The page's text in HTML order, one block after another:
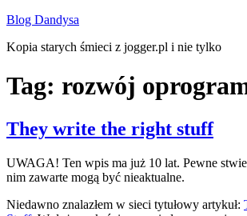
Przejdź
treści
Blog Dandysa
Kopia starych śmieci z jogger.pl i nie tylko
Tag: rozwój
They write the right stuff
UWAGA! Ten wpis ma już 10 lat. Pewne
nim zawarte mogą być nieaktualne.
Niedawno znalazłem w sieci tytułowy artykuł: